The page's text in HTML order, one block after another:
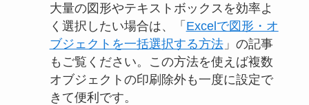
大量の図形やテキストボックスを効率よ
く選択したい場合は、「 Excelで図形・オ
ブジェクトを一括選択する方法」の記事
もご覧ください。この方法を使えば複数
オブジェクトの印刷除外も一度に設定で
きて便利です。